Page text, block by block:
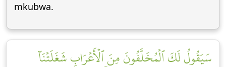
mkubwa.
سَيَقُولُ لَكَ ٱلۡمُخَلَّفُونَ مِنَ ٱلۡأَعۡرَابِ شَغَلَتۡنَآ